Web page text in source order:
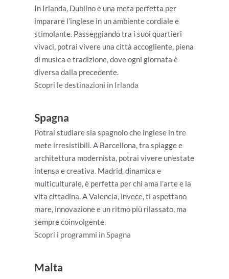
In Irlanda, Dublino è una meta perfetta per
imparare l’inglese in un ambiente cordiale e
stimolante. Passeggiando tra i suoi quartieri
vivaci, potrai vivere una città accogliente, piena
di musica e tradizione, dove ogni giornata è
diversa dalla precedente.
Scopri le destinazioni in Irlanda
Spagna
Potrai studiare sia spagnolo che inglese in tre
mete irresistibili. A Barcellona, tra spiagge e
architettura modernista, potrai vivere un’estate
intensa e creativa. Madrid, dinamica e
multiculturale, è perfetta per chi ama l’arte e la
vita cittadina. A Valencia, invece, ti aspettano
mare, innovazione e un ritmo più rilassato, ma
sempre coinvolgente.
Scopri i programmi in Spagna
Malta